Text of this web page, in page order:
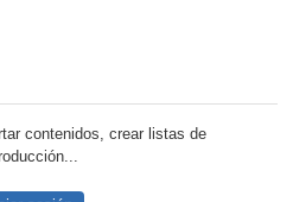
contenidos, crear listas de